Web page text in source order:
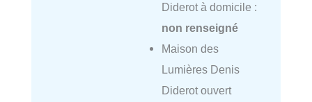
Diderot à domicile :
non renseigné
Maison des
Lumières Denis
Diderot ouvert